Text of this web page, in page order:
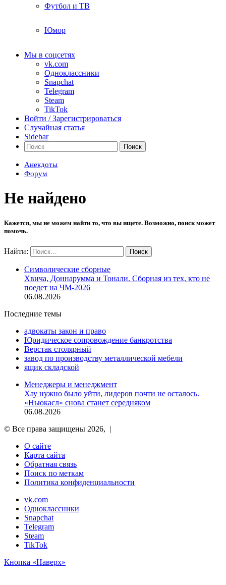
Футбол и ТВ
Юмор
Мы в соцсетях
vk.com
Одноклассники
Snapchat
Telegram
Steam
TikTok
Войти / Зарегистрироваться
Случайная статья
Sidebar
Поиск
Анекдоты
Форум
Не найдено
Кажется, мы не можем найти то, что вы ищете. Возможно, поиск может
помочь.
Найти:
Символические сборные
Хвича, Доннарумма и Тонали. Сборная из тех, кто не
поедет на ЧМ-2026
06.08.2026
Последние темы
адвокаты закон и право
Юридическое сопровождение банкротства
Верстак столярный
завод по производству металлической мебели
ящик складской
Менеджеры и менеджмент
Хау нужно было уйти, лидеров почти не осталось.
«Ньюкасл» снова станет середняком
06.08.2026
© Все права защищены 2026, |
О сайте
Карта сайта
Обратная связь
Поиск по меткам
Политика конфиденциальности
vk.com
Одноклассники
Snapchat
Telegram
Steam
TikTok
Кнопка «Наверх»